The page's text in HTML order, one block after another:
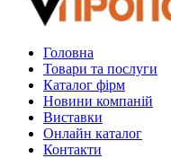
Головна
Товари та послуги
Каталог фірм
Новини компаній
Виставки
Онлайн каталог
Контакти